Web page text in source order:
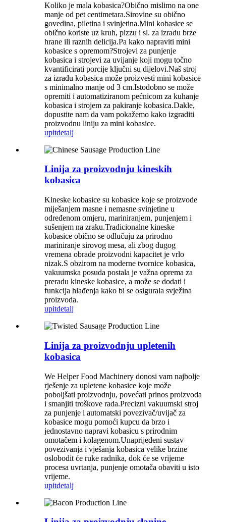
Koliko je mala kobasica?Obično mislimo na one
manje od pet centimetara.Sirovine su obično
govedina, piletina i svinjetina.Mini kobasice se
obično koriste uz kruh, pizzu i sl. za izradu brze
hrane ili raznih delicija.Pa kako napraviti mini
kobasice s opremom?Strojevi za punjenje
kobasica i strojevi za uvijanje koji mogu točno
kvantificirati porcije ključni su dijelovi.Naš stroj
za izradu kobasica može proizvesti mini kobasice
s minimalno manje od 3 cm.Istodobno se može
opremiti i automatiziranom pećnicom za kuhanje
kobasica i strojem za pakiranje kobasica.Dakle,
dopustite nam da vam pokažemo kako izgraditi
proizvodnu liniju za mini kobasice.
upitdetalj
Linija za proizvodnju kineskih
kobasica
Kineske kobasice su kobasice koje se proizvode
miješanjem masne i nemasne svinjetine u
određenom omjeru, mariniranjem, punjenjem i
sušenjem na zraku.Tradicionalne kineske
kobasice obično se odlučuju za prirodno
mariniranje sirovog mesa, ali zbog dugog
vremena obrade proizvodni kapacitet je vrlo
nizak.S obzirom na moderne tvornice kobasica,
vakuumska posuda postala je važna oprema za
preradu kineske kobasice, a može se dodati i
funkcija hlađenja kako bi se osigurala svježina
proizvoda.
upitdetalj
Linija za proizvodnju upletenih
kobasica
We Helper Food Machinery donosi vam najbolje
rješenje za upletene kobasice koje može
poboljšati proizvodnju, povećati prinos proizvoda
i smanjiti troškove rada.Precizni vakuumski stroj
za punjenje i automatski povezivač/uvijač za
kobasice mogu pomoći kupcu da brzo i
jednostavno napravi kobasicu s prirodnim
omotačem i kolagenom.Unaprijeđeni sustav
povezivanja i vješanja kobasica velike brzine
oslobodit će ruke radnika, dok će se vrijeme
procesa uvrtanja, punjenje omotača obaviti u isto
vrijeme.
upitdetalj